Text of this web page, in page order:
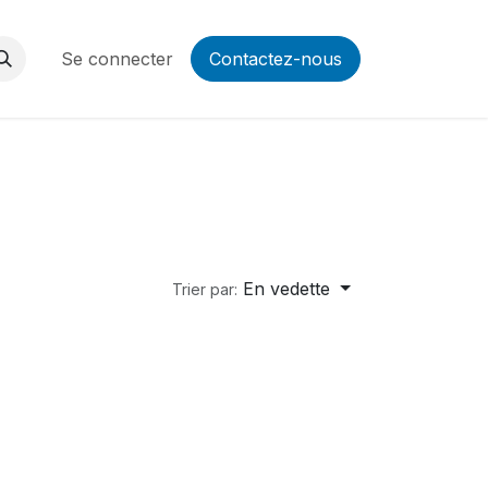
Se connecter Contactez-nous
Trier par: En vedette